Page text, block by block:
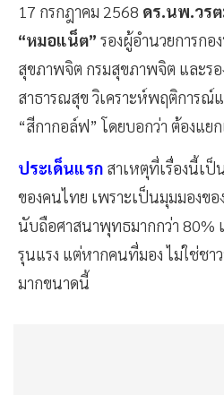
17 กรกฎาคม 2568 ดร.นพ.วร
“หมอแน็ต” รองผู้อำนวยการกอ
สุขภาพจิต กรมสุขภาพจิต และรอ
สาธารณสุข วิเคราะห์พฤติการ
“สีกากอล์ฟ” โดยบอกว่า ต้องแย
ประเด็นแรก สาเหตุที่เรื่องนี้เป็
ของคนไทย เพราะเป็นมุมมองข
นับถือศาสนาพุทธมากกว่า 80% เ
รุนแรง แต่หากคนที่มอง ไม่ใช่ชา
มากขนาดนี้